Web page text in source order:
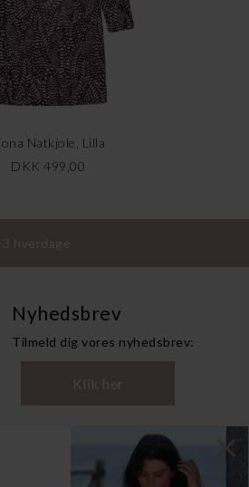
Natkjole, Lilla
DKK 499,00
hverdage
Nyhedsbrev
Tilmeld dig vores nyhedsbrev:
Klik her